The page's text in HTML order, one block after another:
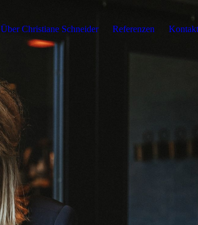
Über Christiane Schneider Referenzen Kontakt